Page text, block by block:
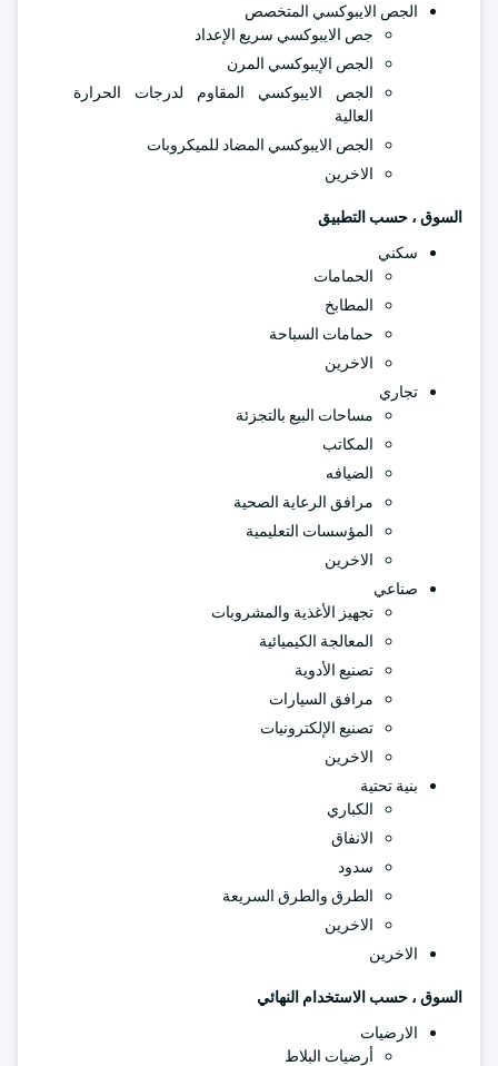
الجص الايبوكسي المتخصص
جص الايبوكسي سريع الإعداد
الجص الإيبوكسي المرن
الجص الايبوكسي المقاوم لدرجات الحرارة
العالية
الجص الايبوكسي المضاد للميكروبات
الاخرين
السوق ، حسب التطبيق
سكني
الحمامات
المطابخ
حمامات السباحة
الاخرين
تجاري
مساحات البيع بالتجزئة
المكاتب
الضيافه
مرافق الرعاية الصحية
المؤسسات التعليمية
الاخرين
صناعي
تجهيز الأغذية والمشروبات
المعالجة الكيميائية
تصنيع الأدوية
مرافق السيارات
تصنيع الإلكترونيات
الاخرين
بنية تحتية
الكباري
الانفاق
سدود
الطرق والطرق السريعة
الاخرين
الاخرين
السوق ، حسب الاستخدام النهائي
الارضيات
أرضيات البلاط